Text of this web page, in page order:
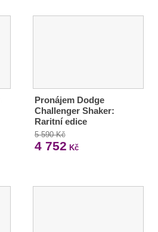
Pronájem Dodge
Challenger Shaker:
Raritní edice
5 590 Kč
4 752 Kč